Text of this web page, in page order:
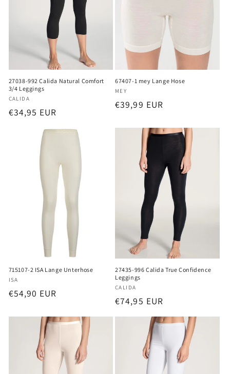
27038-992 Calida Natural Comfort
3/4 Leggings
Anbieter:
CALIDA
Normaler
€34,95 EUR
67407-1 mey Lange Hose
Anbieter:
MEY
Normaler
€39,99 EUR
715107-2 ISA Lange Unterhose
Anbieter:
ISA
Normaler
€54,90 EUR
27435-996 Calida True Confidence
Leggings
Anbieter:
CALIDA
Normaler
Preis
€74,95 EUR